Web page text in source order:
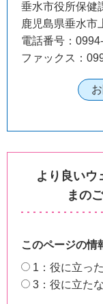
垂水市役所保健
鹿児島県垂水市
電話番号：
ファックス：
より良いウ
まの
このページの情
1：役に立った
3：役に立た